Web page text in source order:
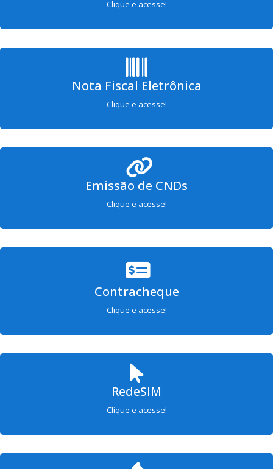
Clique e acesse!
Nota Fiscal Eletrônica
Clique e acesse!
Emissão de CNDs
Clique e acesse!
Contracheque
Clique e acesse!
RedeSIM
Clique e acesse!